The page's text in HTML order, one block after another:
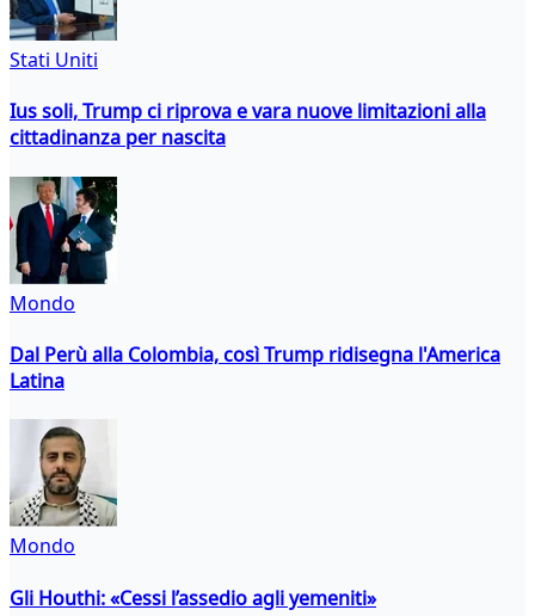
Stati Uniti
Ius soli, Trump ci riprova e vara nuove limitazioni alla
cittadinanza per nascita
Mondo
Dal Perù alla Colombia, così Trump ridisegna l'America
Latina
Mondo
Gli Houthi: «Cessi l’assedio agli yemeniti»